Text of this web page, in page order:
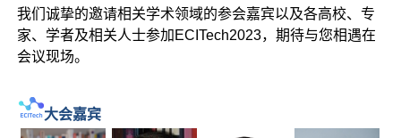
我们诚挚的邀请相关学术领域的参会嘉宾以及各高校、专
家、学者及相关人士参加ECITech2023，期待与您相遇在
会议现场。
大会嘉宾